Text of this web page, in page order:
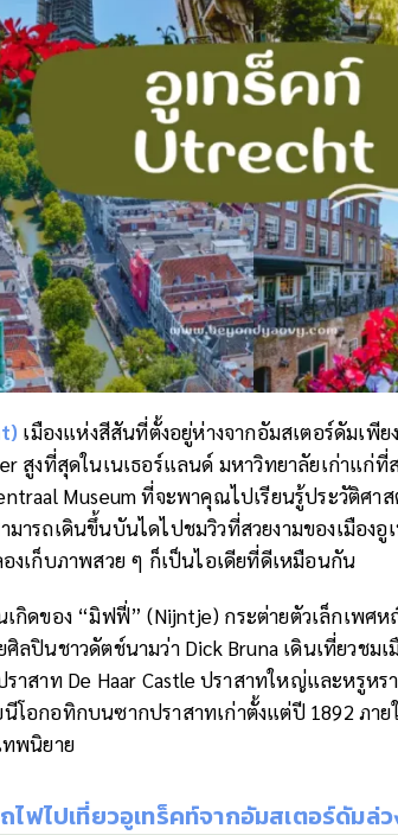
เมืองแห่งสีสันที่ตั้งอยู่ห่างจากอัมสเตอร์ดัมเพีย
สูงที่สุดในเนเธอร์แลนด์ มหาวิทยาลัยเก่าแก่
Museum ที่จะพาคุณไปเรียนรู้ประวัติศาส
ารถเดินขึ้นบันไดไปชมวิวที่สวยงามของเมือง
องเก็บภาพสวย ๆ ก็เป็นไอเดียที่ดีเหมือนกัน
เกิดของ “มิฟฟี่” (Nijntje) กระต่ายตัวเล็กเพศ
ลปินชาวดัตช์นามว่า Dick Bruna เดินเที่ยวชมเ
าสาท De Haar Castle ปราสาทใหญ่และหรูหร
โอกอทิกบนซากปราสาทเก่าตั้งแต่ปี 1892 ภา
ทพนิยาย
ไฟไปเที่ยวอูเทร็คท์จากอัมสเตอร์ดัมล่